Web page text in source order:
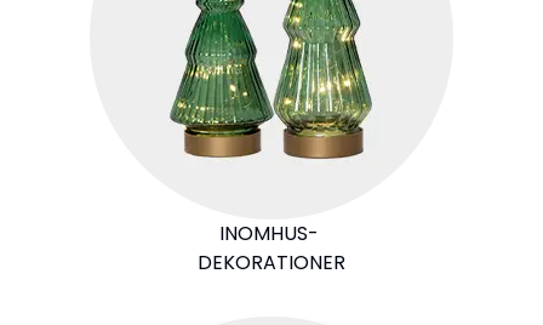
INOMHUS-
DEKORATIONER